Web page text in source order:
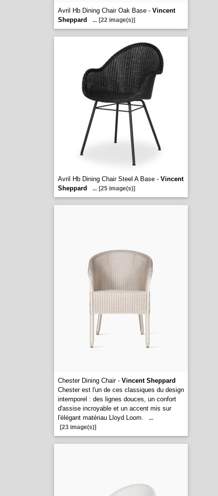
Avril Hb Dining Chair Oak Base - Vincent
Sheppard
... [22 image(s)]
Avril Hb Dining Chair Steel A Base - Vincent
Sheppard
... [25 image(s)]
Chester Dining Chair - Vincent Sheppard
Chester est l'un de ces classiques du design
intemporel : des lignes douces, un confort
d'assise incroyable et un accent mis sur
l'élégant matériau Lloyd Loom.
...
[23 image(s)]